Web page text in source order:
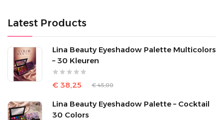
Latest Products
Lina Beauty Eyeshadow Palette Multicolors
– 30 Kleuren
€ 38,25 € 45,00
Lina Beauty Eyeshadow Palette – Cocktail
30 Colors